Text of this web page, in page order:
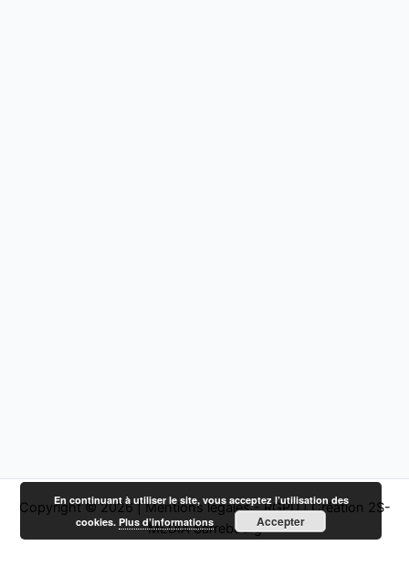
Copyright © 2026 |Mentions légales - RGPD|Création 2S-
MEDIA Sarrebourg
En continuant à utiliser le site, vous acceptez l’utilisation des
cookies.Plus d’informations Accepter